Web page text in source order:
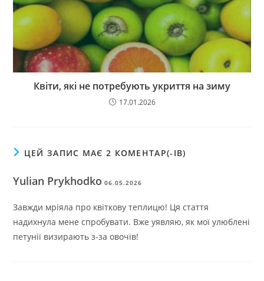
Квіти, які не потребують укриття на зиму
17.01.2026
ЦЕЙ ЗАПИС МАЄ 2 КОМЕНТАР(-ІВ)
Yulian Prykhodko 06.05.2026
Завжди мріяла про квіткову теплицю! Ця стаття
надихнула мене спробувати. Вже уявляю, як мої улюблені
петунії визирають з-за овочів!